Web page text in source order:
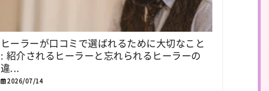
ヒーラーが口コミで選ばれるために大切なこと
: 紹介されるヒーラーと忘れられるヒーラーの
違...
2026/07/14